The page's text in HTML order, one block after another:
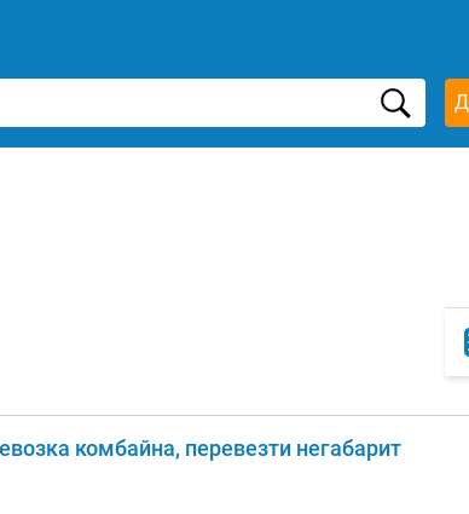
комбайна, перевезти негабарит